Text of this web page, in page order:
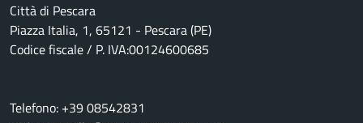
Città di Pescara
Piazza Italia, 1, 65121 - Pescara (PE)
Codice fiscale / P. IVA:00124600685
Telefono: +39 08542831